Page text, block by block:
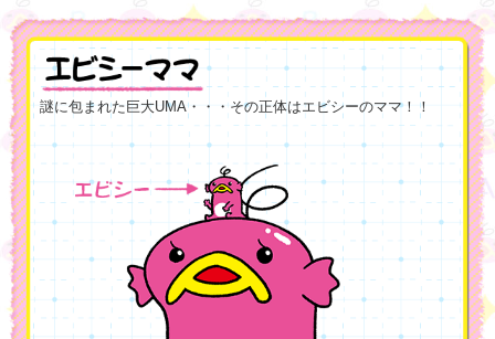
謎に包まれた巨大UMA・・・その正体はエビシーのママ！！